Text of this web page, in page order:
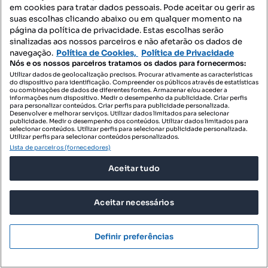
69 000 €862,50 €/m²
Casa como nova em aldeia velha Sabugal 3 quartos
Aldeia Velha, Sabugal, Guarda
Tipologia
T3
Preço por metro quadrado
80 m²
Profissional
em cookies para tratar dados pessoais. Pode aceitar ou gerir as
suas escolhas clicando abaixo ou em qualquer momento na
página da política de privacidade. Estas escolhas serão
sinalizadas aos nossos parceiros e não afetarão os dados de
navegação. Política de Cookies, Política de Privacidade
Nós e os nossos parceiros tratamos os dados para fornecermos:
Utilizar dados de geolocalização precisos. Procurar ativamente as características
do dispositivo para identificação. Compreender os públicos através de estatísticas
ou combinações de dados de diferentes fontes. Armazenar e/ou aceder a
informações num dispositivo. Medir o desempenho da publicidade. Criar perfis
para personalizar conteúdos. Criar perfis para publicidade personalizada.
Desenvolver e melhorar serviços. Utilizar dados limitados para selecionar
publicidade. Medir o desempenho dos conteúdos. Utilizar dados limitados para
selecionar conteúdos. Utilizar perfis para selecionar publicidade personalizada.
Utilizar perfis para selecionar conteúdos personalizados.
Lista de parceiros (fornecedores)
Aceitar tudo
Aceitar necessários
Definir preferências